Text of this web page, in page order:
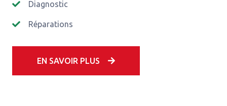
Diagnostic
Réparations
EN SAVOIR PLUS